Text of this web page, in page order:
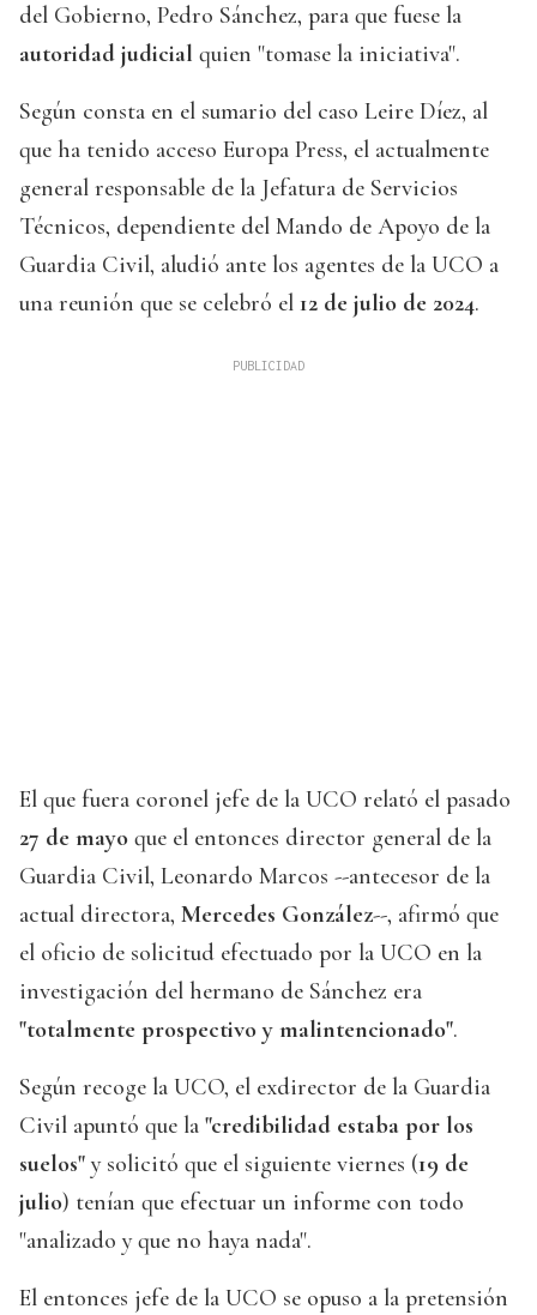
del Gobierno, Pedro Sánchez, para que fuese la
autoridad judicial quien "tomase la iniciativa".
Según consta en el sumario del caso Leire Díez, al
que ha tenido acceso Europa Press, el actualmente
general responsable de la Jefatura de Servicios
Técnicos, dependiente del Mando de Apoyo de la
Guardia Civil, aludió ante los agentes de la UCO a
una reunión que se celebró el 12 de julio de 2024.
El que fuera coronel jefe de la UCO relató el pasado
27 de mayo que el entonces director general de la
Guardia Civil, Leonardo Marcos --antecesor de la
actual directora, Mercedes González--, afirmó que
el oficio de solicitud efectuado por la UCO en la
investigación del hermano de Sánchez era
"totalmente prospectivo y malintencionado".
Según recoge la UCO, el exdirector de la Guardia
Civil apuntó que la "credibilidad estaba por los
suelos" y solicitó que el siguiente viernes (19 de
julio) tenían que efectuar un informe con todo
"analizado y que no haya nada".
El entonces jefe de la UCO se opuso a la pretensión